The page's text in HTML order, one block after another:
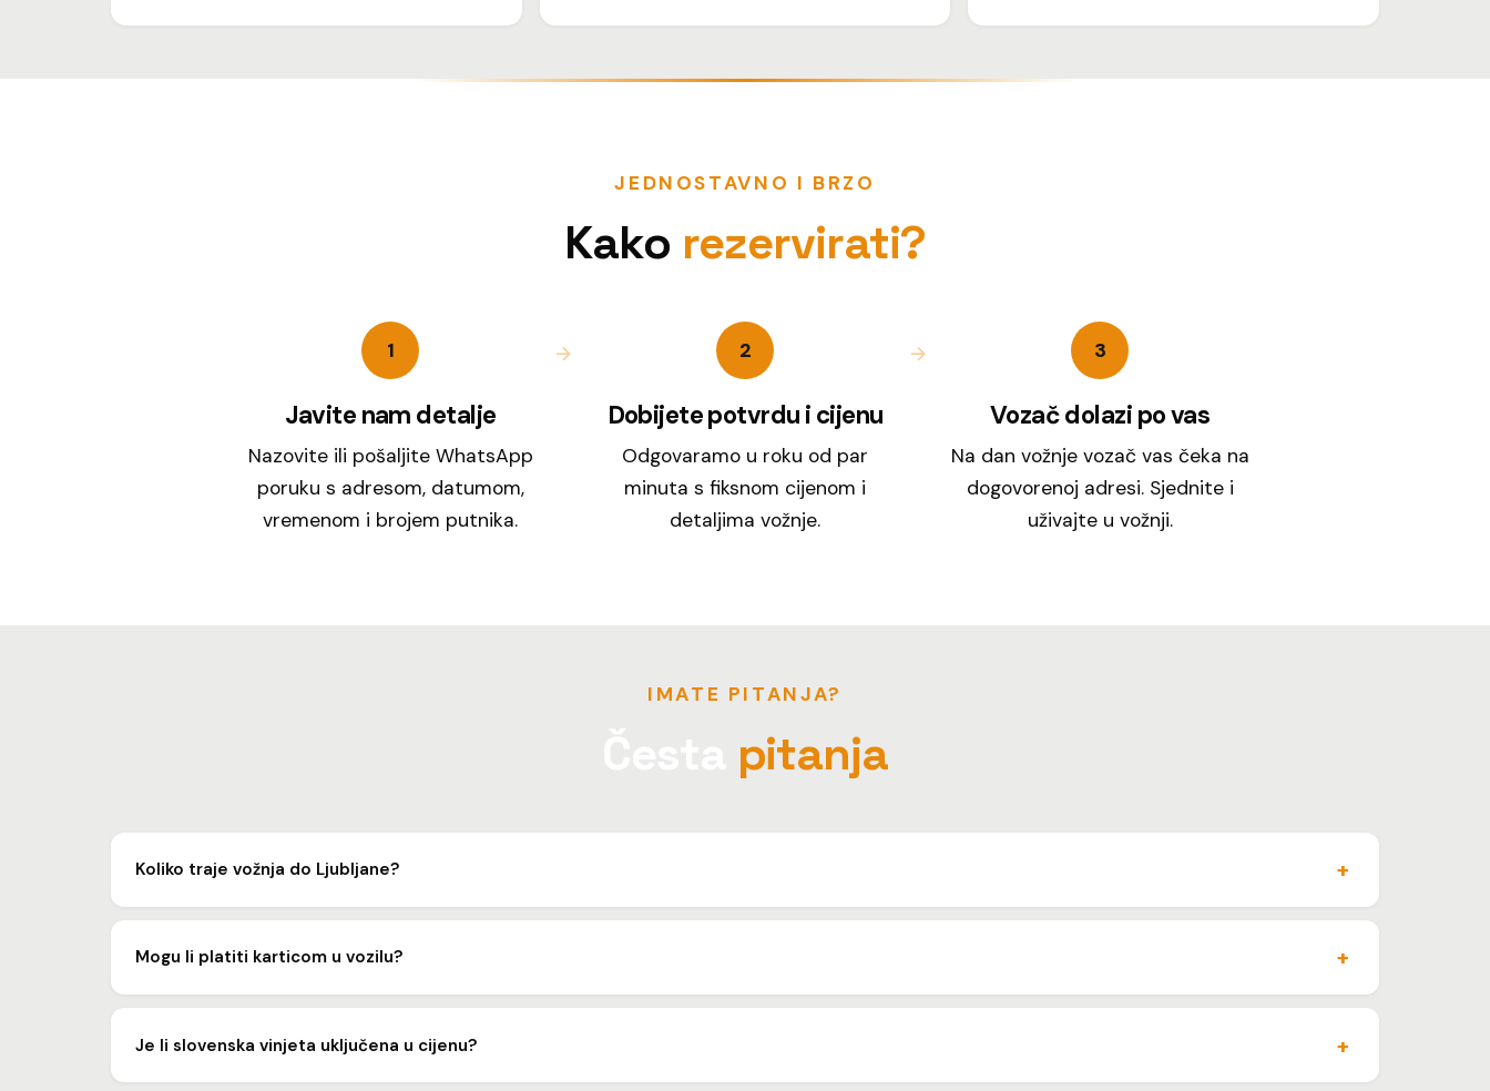
JEDNOSTAVNO I BRZO
Kako rezervirati?
1
Javite nam detalje
Nazovite ili pošaljite WhatsApp
poruku s adresom, datumom,
vremenom i brojem putnika.
2
Dobijete potvrdu i cijenu
Odgovaramo u roku od par
minuta s fiksnom cijenom i
detaljima vožnje.
3
Vozač dolazi po vas
Na dan vožnje vozač vas čeka na
dogovorenoj adresi. Sjednite i
uživajte u vožnji.
IMATE PITANJA?
pitanja
Koliko traje vožnja do Ljubljane?
Vožnja traje oko 2 sata, ovisno o prometu i točnoj lokaciji polazišta i odredišta u Ljubljani.
Mogu li platiti karticom u vozilu?
Da, prihvaćamo kartično plaćanje, gotovinu i bankovni transfer. Za tvrtke izdajemo R1 račun.
Je li slovenska vinjeta uključena u cijenu?